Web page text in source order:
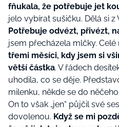
fňukala, že potřebuje jet
jelo vybírat sušičku. Dělá si
Potřebuje odvézt, přivézt,
jsem přecházela mlčky. Celé
třemi měsíci, kdy jsem si
větší částka. V řádech
uhodila, co se děje.
milenku, někde se do
On to však „jen“ půjčil své
dovolenou. Když se mi